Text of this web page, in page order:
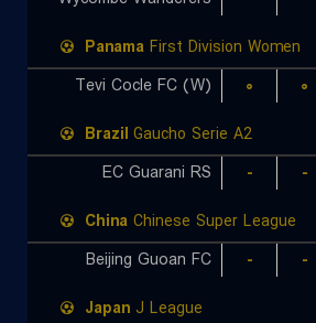
Panama First Division Women
Tevi Cocle FC (W)
۰ ۰
Brazil Gaucho Serie A2
EC Guarani RS
- -
China Chinese Super League
Beijing Guoan FC
- -
Japan J League